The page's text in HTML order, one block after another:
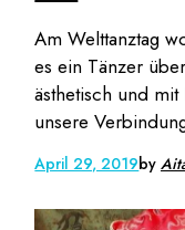
Am Welttanztag
es ein Tänzer
ästhetisch und
unsere
April 29, 2019by